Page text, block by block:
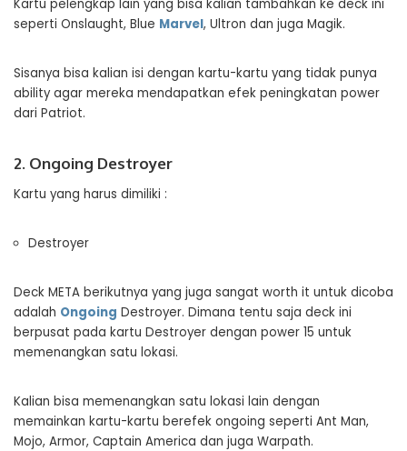
Kartu pelengkap lain yang bisa kalian tambahkan ke deck ini
seperti Onslaught, Blue Marvel, Ultron dan juga Magik.
Sisanya bisa kalian isi dengan kartu-kartu yang tidak punya
ability agar mereka mendapatkan efek peningkatan power
dari Patriot.
2. Ongoing Destroyer
Kartu yang harus dimiliki :
Destroyer
Deck META berikutnya yang juga sangat worth it untuk dicoba
adalah Ongoing Destroyer. Dimana tentu saja deck ini
berpusat pada kartu Destroyer dengan power 15 untuk
memenangkan satu lokasi.
Kalian bisa memenangkan satu lokasi lain dengan
memainkan kartu-kartu berefek ongoing seperti Ant Man,
Mojo, Armor, Captain America dan juga Warpath.